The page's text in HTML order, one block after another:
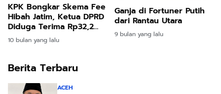
KPK Bongkar Skema Fee
Hibah Jatim, Ketua DPRD
Diduga Terima Rp32,2
Miliar!
10 bulan yang lalu
Ganja di Fortuner Putih
dari Rantau Utara
9 bulan yang lalu
Berita Terbaru
ACEH